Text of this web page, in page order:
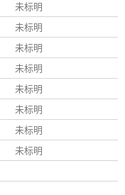
未标明
未标明
未标明
未标明
未标明
未标明
未标明
未标明